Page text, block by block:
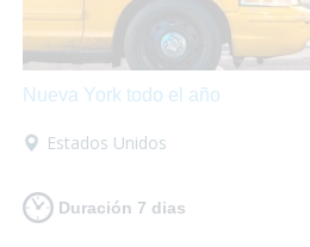
Nueva York todo el año
Estados Unidos
Duración 7 dias